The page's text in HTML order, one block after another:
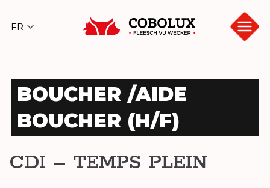
contenu
Cob
olux
BOUCHER /AIDE
BOUCHER (H/F)
CDI – TEMPS PLEIN